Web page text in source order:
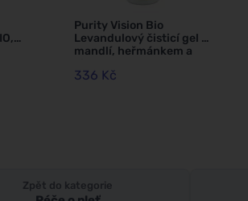
Purity Vision Bio
Levandulový čisticí gel s
mandlí, heřmánkem a
336 Kč
Zpět do kategorie